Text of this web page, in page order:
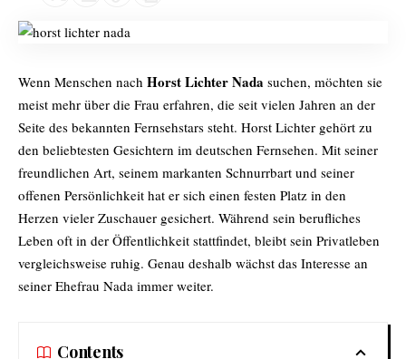
Wenn Menschen nach Horst Lichter Nada suchen, möchten sie
meist mehr über die Frau erfahren, die seit vielen Jahren an der
Seite des bekannten Fernsehstars steht. Horst Lichter gehört zu
den beliebtesten Gesichtern im deutschen Fernsehen. Mit seiner
freundlichen Art, seinem markanten Schnurrbart und seiner
offenen Persönlichkeit hat er sich einen festen Platz in den
Herzen vieler Zuschauer gesichert. Während sein berufliches
Leben oft in der Öffentlichkeit stattfindet, bleibt sein Privatleben
vergleichsweise ruhig. Genau deshalb wächst das Interesse an
seiner Ehefrau Nada immer weiter.
Contents